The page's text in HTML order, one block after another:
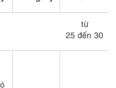
từ
25 đến 30